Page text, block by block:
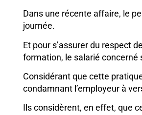
Dans une récente affaire, le
journée.
Et pour s’assurer du respect
formation, le salarié concerné
Considérant que cette
condamnant l’employeur à
Ils considèrent, en effet, que